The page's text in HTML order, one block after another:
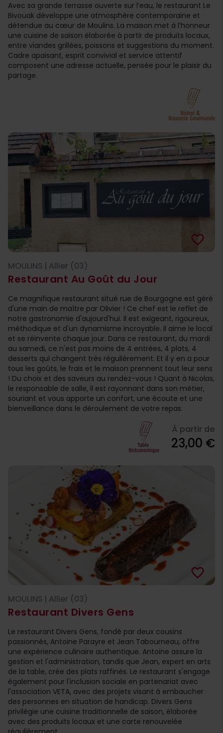
Avec sa grande terrasse ouverte sur l’eau, le restaurant Le
Bivouak développe une atmosphère contemporaine et
détendue au cœur de Moulins. La maison met à l’honneur
une cuisine de saison élaborée à partir de produits locaux,
entre viandes grillées, poissons et suggestions du moment.
Cadre apaisant, esprit convivial et service attentif
composent une adresse actuelle, pensée pour le plaisir du
partage.
Restaurant Au Goût du Jour
favorite_border
MOULINS | Allier (03)
Ce magnifique restaurant situé rue de Bourgogne est géré
d'une main de maître par Olivier ! Ce chef est le reflet de
notre gastronomie d'aujourd'hui. Il est exigeant, rigoureux,
méthodique et d'un dynamisme incroyable. Il aime le local
et se réinvente chaque jour. Dans ce restaurant, du mardi
au samedi, ce n'est pas moins de 4 entrées, 4 plats, 4
desserts qui changent très régulièrement. Et il y en a pour
tous les goûts, le frais et le maison prennent tout leur sens
! Du choix et des saveurs au rendez-vous ! Quant à Nicolas,
le responsable de salle, il est rayonnant dans son métier,
souriant et vous apporte un confort, une écoute et une
bienveillance dans le déroulement de votre repas.
À partir de
23,00 €
Restaurant Divers Gens
favorite_border
MOULINS | Allier (03)
Le restaurant Divers Gens, fondé par deux cousins
passionnés, Antoine Parayre et Jean Tabourneau, offre
une expérience culinaire authentique. Antoine assure la
gestion et l'administration, tandis que Jean, expert en arts
de la table, crée des plats raffinés. Le restaurant s'engage
également pour l'inclusion sociale en partenariat avec
l'association VETA, avec des projets visant à embaucher
des personnes en situation de handicap. Divers Gens
privilégie une cuisine traditionnelle de saison, élaborée
avec des produits locaux et une carte renouvelée